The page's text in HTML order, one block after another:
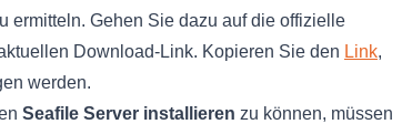
ermitteln. Gehen Sie dazu auf die offizielle
Download-Link. Kopieren Sie den Link,
werden.
Seafile Server installieren zu können, müssen